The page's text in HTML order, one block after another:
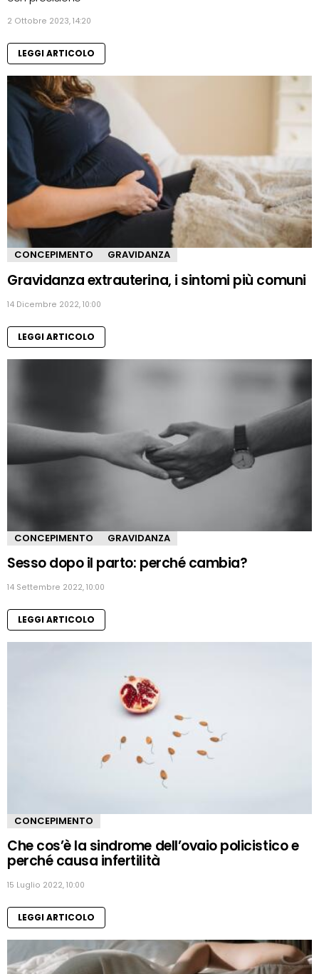
2 Ottobre 2023, 14:20
LEGGI ARTICOLO
CONCEPIMENTO GRAVIDANZA
Gravidanza extrauterina, i sintomi più comuni
14 Dicembre 2022, 10:00
LEGGI ARTICOLO
CONCEPIMENTO GRAVIDANZA
Sesso dopo il parto: perché cambia?
14 Settembre 2022, 10:00
LEGGI ARTICOLO
CONCEPIMENTO
Che cos’è la sindrome dell’ovaio policistico e
perché causa infertilità
15 Luglio 2022, 10:00
LEGGI ARTICOLO